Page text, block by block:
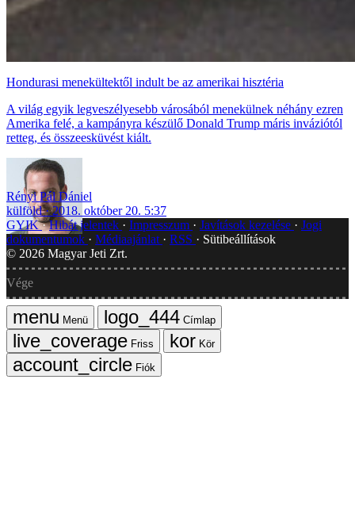
Hondurasi menekültektől indult be az amerikai hisztéria
A világ egyik legveszélyesebb városából menekülnek néhány ezren
Amerika felé, a kampányra készülő Donald Trump máris inváziótól
retteg, és összeesküvést kiált.
Rényi Pál Dániel
külföld
2018. október 20. 5:37
GYIK Hibát jelentek Impresszum Javítások kezelése
Jogi
dokumentumok
Médiaajánlat RSS
Sütibeállítások
© 2026 Magyar Jeti Zrt.
Vége
Menü
Címlap
Friss
Kör
Fiók